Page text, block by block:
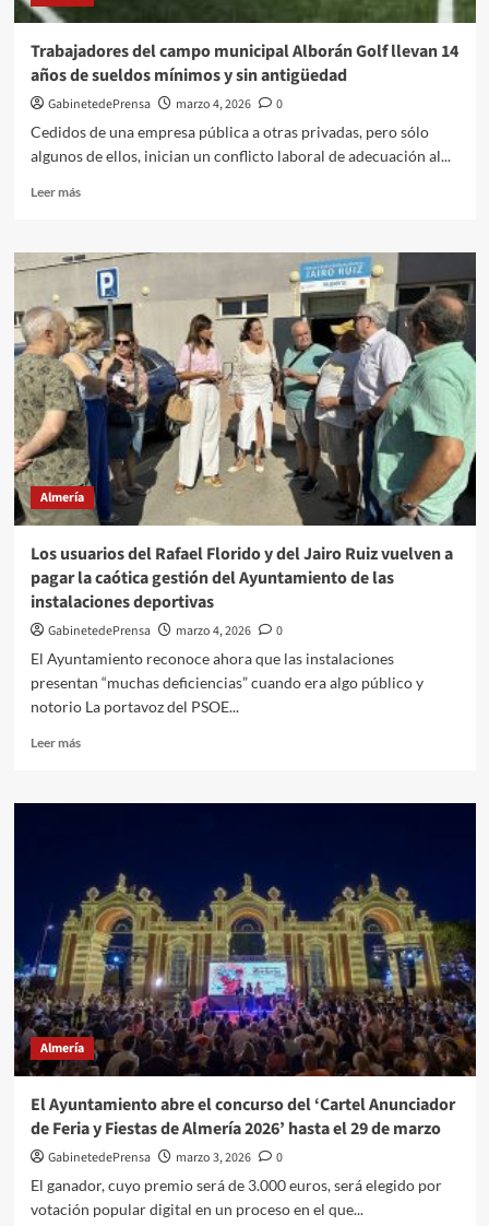
viernes,
6
de
en
la
Trabajadores del campo municipal Alborán Golf llevan 14
años de sueldos mínimos y sin antigüedad
GabinetedePrensa marzo 4, 2026
0
Cedidos de una empresa pública a otras privadas, pero sólo
algunos de ellos, inician un conflicto laboral de adecuación al...
Leer másLeer
Trabajadores
del
campo
municipal
Alborán
Golf
llevan
14
años
de
sueldos
mínimos
y
sin
Almería
Los usuarios del Rafael Florido y del Jairo Ruiz vuelven a
pagar la caótica gestión del Ayuntamiento de las
instalaciones deportivas
GabinetedePrensa marzo 4, 2026
0
El Ayuntamiento reconoce ahora que las instalaciones
presentan “muchas deficiencias” cuando era algo público y
notorio La portavoz del PSOE...
Leer másLeer
Los
Florido
y
del
Jairo
Ruiz
vuelven
a
pagar
la
caótica
del
Ayuntamiento
de
instalaciones
deportivas
Almería
El Ayuntamiento abre el concurso del ‘Cartel Anunciador
de Feria y Fiestas de Almería 2026’ hasta el 29 de marzo
GabinetedePrensa marzo 3, 2026
0
El ganador, cuyo premio será de 3.000 euros, será elegido por
votación popular digital en un proceso en el que...